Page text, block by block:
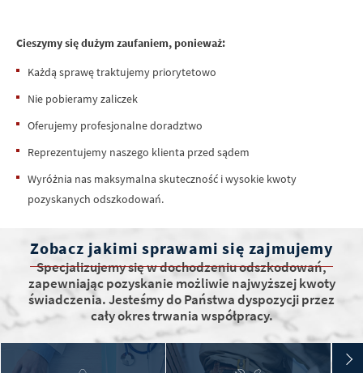
Cieszymy się dużym zaufaniem, ponieważ:
Każdą sprawę traktujemy priorytetowo
Nie pobieramy zaliczek
Oferujemy profesjonalne doradztwo
Reprezentujemy naszego klienta przed sądem
Wyróżnia nas maksymalna skuteczność i wysokie kwoty
pozyskanych odszkodowań.
Zobacz jakimi sprawami się zajmujemy
Specjalizujemy się w dochodzeniu odszkodowań,
zapewniając pozyskanie możliwie najwyższej kwoty
świadczenia. Jesteśmy do Państwa dyspozycji przez
cały okres trwania współpracy.